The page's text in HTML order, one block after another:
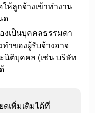
ห้ลูกจ้างเข้าทำงาน
ด
งเป็นบุคคลธรรมดา
ำของผู้รับจ้างอาจ
นิติบุคคล (เช่น บริษัท
ดเพิ่มเติมได้ที่